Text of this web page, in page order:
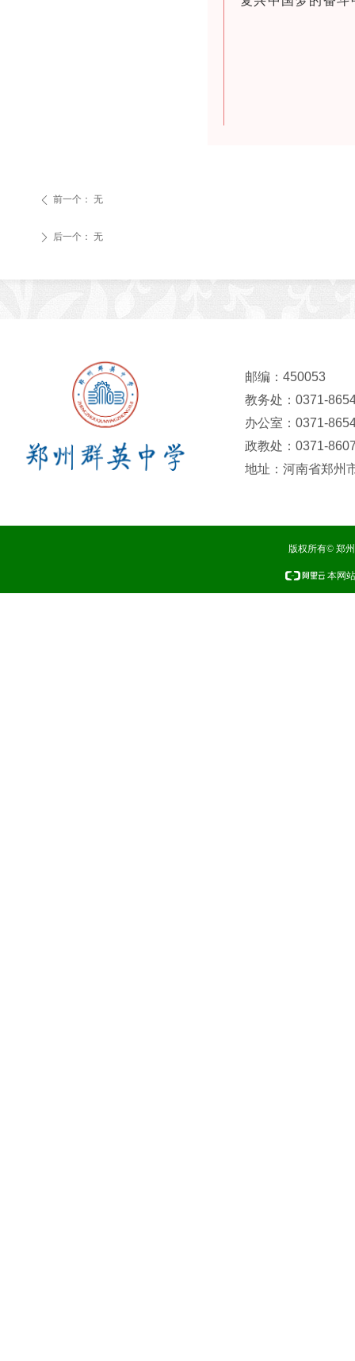
ꄴ 前一个： 无
ꄲ 后一个： 无
邮编：450053
教务处：0371-
办公室：0371-
政教处：0371-
地址：河南省郑州
版权所有© 郑
本网